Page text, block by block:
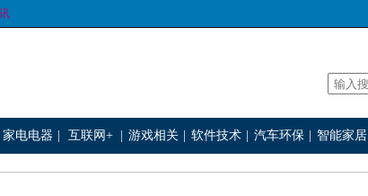
家电电器 互联网+ 游戏相关 软件技术 汽车环保 智能家居